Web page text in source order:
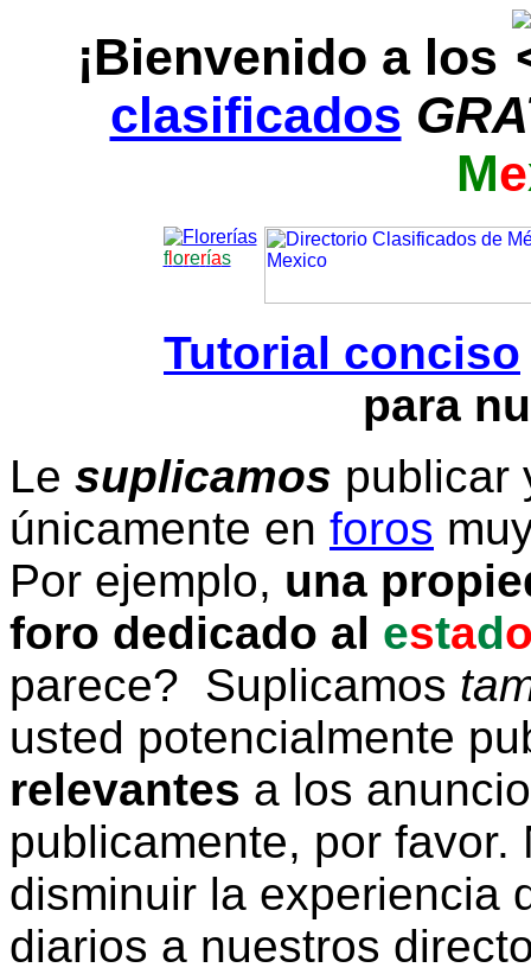
¡Bienvenido a los
clasificados
Me
florerías
Tutorial conciso
para
Le suplicamos publicar
únicamente en foros
Por ejemplo, una
foro dedicado al estad
parece? Suplicamos
usted potencialmente
relevantes a los
publicamente, por
disminuir la experiencia
diarios a nuestros